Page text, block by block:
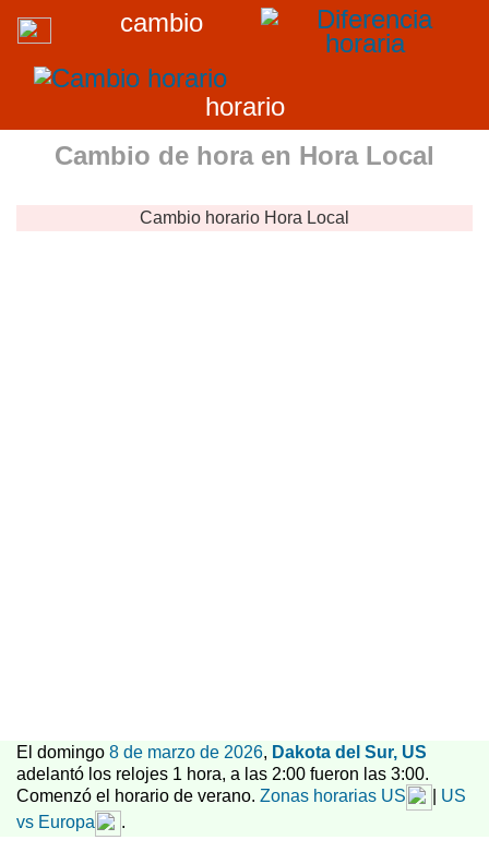
cambio
horario
Cambio de hora en Hora Local
Cambio horario Hora Local
El domingo 8 de marzo de 2026, Dakota del Sur, US
adelantó los relojes 1 hora, a las 2:00 fueron las 3:00.
Comenzó el horario de verano. Zonas horarias US
US
vs Europa
.